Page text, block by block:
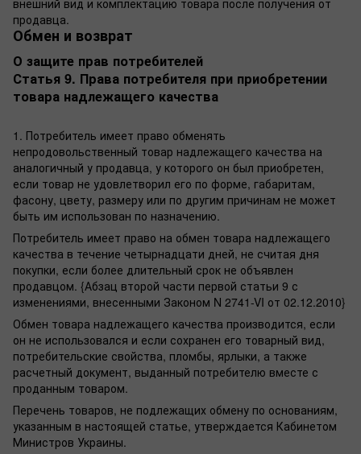
продавца.
Обмен и возврат
О защите прав потребителей
Статья 9. Права потребителя при приобретении
товара надлежащего качества
1. Потребитель имеет право обменять
непродовольственный товар надлежащего качества на
аналогичный у продавца, у которого он был приобретен,
если товар не удовлетворил его по форме, габаритам,
фасону, цвету, размеру или по другим причинам не может
быть им использован по назначению.
Потребитель имеет право на обмен товара надлежащего
качества в течение четырнадцати дней, не считая дня
покупки, если более длительный срок не объявлен
продавцом. {Абзац второй части первой статьи 9 с
изменениями, внесенными Законом N 2741-VI от 02.12.2010}
Обмен товара надлежащего качества производится, если
он не использовался и если сохранен его товарный вид,
потребительские свойства, пломбы, ярлыки, а также
расчетный документ, выданный потребителю вместе с
проданным товаром.
Перечень товаров, не подлежащих обмену по основаниям,
указанным в настоящей статье, утверждается Кабинетом
Министров Украины.